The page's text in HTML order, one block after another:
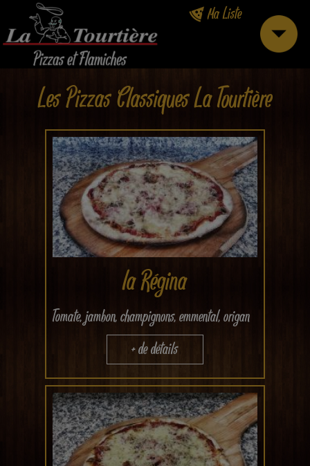
Ma Liste
Les Pizzas Classiques La Tourtière
la Régina
Tomate, jambon, champignons, emmental, origan
+ de détails